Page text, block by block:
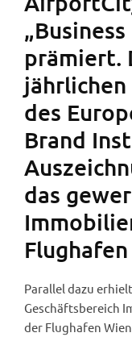
prämiert.
des
Brand
das
Parallel dazu
Geschäftsbereich
der Flughafen